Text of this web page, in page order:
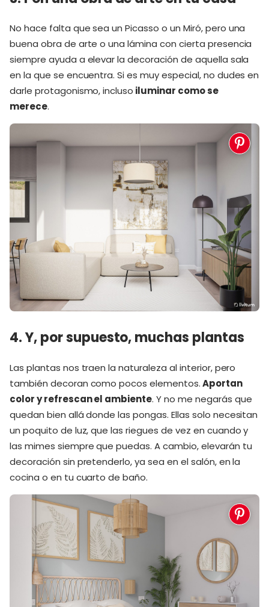
No hace falta que sea un Picasso o un Miró, pero una
buena obra de arte o una lámina con cierta presencia
siempre ayuda a elevar la decoración de aquella sala
en la que se encuentra. Si es muy especial, no dudes en
darle protagonismo, incluso iluminar como se
merece.
4. Y, por supuesto, muchas plantas
Las plantas nos traen la naturaleza al interior, pero
también decoran como pocos elementos.Aportan
color y refrescan el ambiente. Y no me negarás que
quedan bien allá donde las pongas. Ellas solo necesitan
un poquito de luz, que las riegues de vez en cuando y
las mimes siempre que puedas. A cambio, elevarán tu
decoración sin pretenderlo, ya sea en el salón, en la
cocina o en tu cuarto de baño.